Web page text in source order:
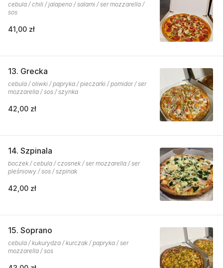
cebula / chili / jalapeno / salami / ser mozzarella /
sos
41,00 zł
13. Grecka
cebula / oliwki / papryka / pieczarki / pomidor / ser
mozzarella / sos / szynka
42,00 zł
14. Szpinala
boczek / cebula / czosnek / ser mozzarella / ser
pleśniowy / sos / szpinak
42,00 zł
15. Soprano
cebula / kukurydza / kurczak / papryka / ser
mozzarella / sos